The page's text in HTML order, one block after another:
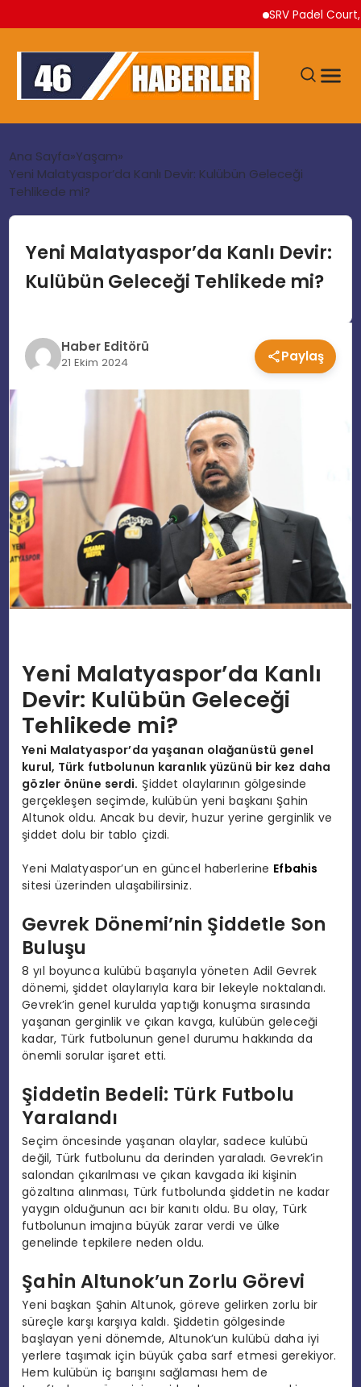
SRV Padel Court,
GÜNDEM
EKONOMI
SIYASET
TEKNOLOJI
EĞITIM
SPOR
YAŞAM
Ana Sayfa Yaşam
Yeni Malatyaspor’da Kanlı Devir: Kulübün Geleceği
Tehlikede mi?
Yeni Malatyaspor’da Kanlı Devir:
Kulübün Geleceği Tehlikede mi?
Haber Editörü
21 Ekim 2024 Paylaş
Yeni Malatyaspor’da Kanlı
Devir: Kulübün Geleceği
Tehlikede mi?
Yeni Malatyaspor’da yaşanan olağanüstü genel
kurul, Türk futbolunun karanlık yüzünü bir kez daha
gözler önüne serdi. Şiddet olaylarının gölgesinde
gerçekleşen seçimde, kulübün yeni başkanı Şahin
Altunok oldu. Ancak bu devir, huzur yerine gerginlik ve
şiddet dolu bir tablo çizdi.
Yeni Malatyaspor’un en güncel haberlerine Efbahis
sitesi üzerinden ulaşabilirsiniz.
Gevrek Dönemi’nin Şiddetle Son
Buluşu
8 yıl boyunca kulübü başarıyla yöneten Adil Gevrek
dönemi, şiddet olaylarıyla kara bir lekeyle noktalandı.
Gevrek’in genel kurulda yaptığı konuşma sırasında
yaşanan gerginlik ve çıkan kavga, kulübün geleceği
kadar, Türk futbolunun genel durumu hakkında da
önemli sorular işaret etti.
Şiddetin Bedeli: Türk Futbolu
Yaralandı
Seçim öncesinde yaşanan olaylar, sadece kulübü
değil, Türk futbolunu da derinden yaraladı. Gevrek’in
salondan çıkarılması ve çıkan kavgada iki kişinin
gözaltına alınması, Türk futbolunda şiddetin ne kadar
yaygın olduğunun acı bir kanıtı oldu. Bu olay, Türk
futbolunun imajına büyük zarar verdi ve ülke
genelinde tepkilere neden oldu.
Şahin Altunok’un Zorlu Görevi
Yeni başkan Şahin Altunok, göreve gelirken zorlu bir
süreçle karşı karşıya kaldı. Şiddetin gölgesinde
başlayan yeni dönemde, Altunok’un kulübü daha iyi
yerlere taşımak için büyük çaba sarf etmesi gerekiyor.
Hem kulübün iç barışını sağlaması hem de